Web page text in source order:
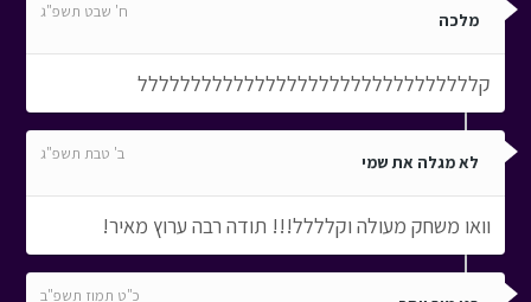
מלכה ח' שבט תשפ"ג
קלללללללללללללללללללללללללללללללל
לא מגלה את שמי ב' טבת תשפ"ג
וואו משחק מעולה וקלללל!!! תודה רבה ערוץ מאיר!
כ"ט תמוז תשפ"ב